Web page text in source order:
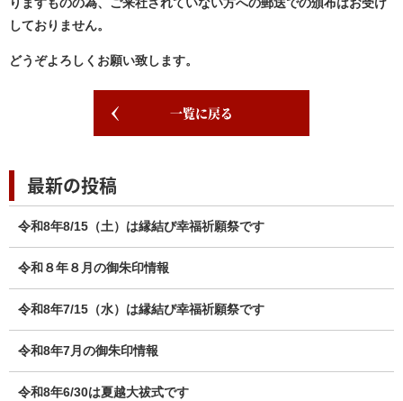
しておりません。
どうぞよろしくお願い致します。
一覧に戻る
最新の投稿
令和8年8/15（土）は縁結び幸福祈願祭です
令和８年８月の御朱印情報
令和8年7/15（水）は縁結び幸福祈願祭です
令和8年7月の御朱印情報
令和8年6/30は夏越大祓式です